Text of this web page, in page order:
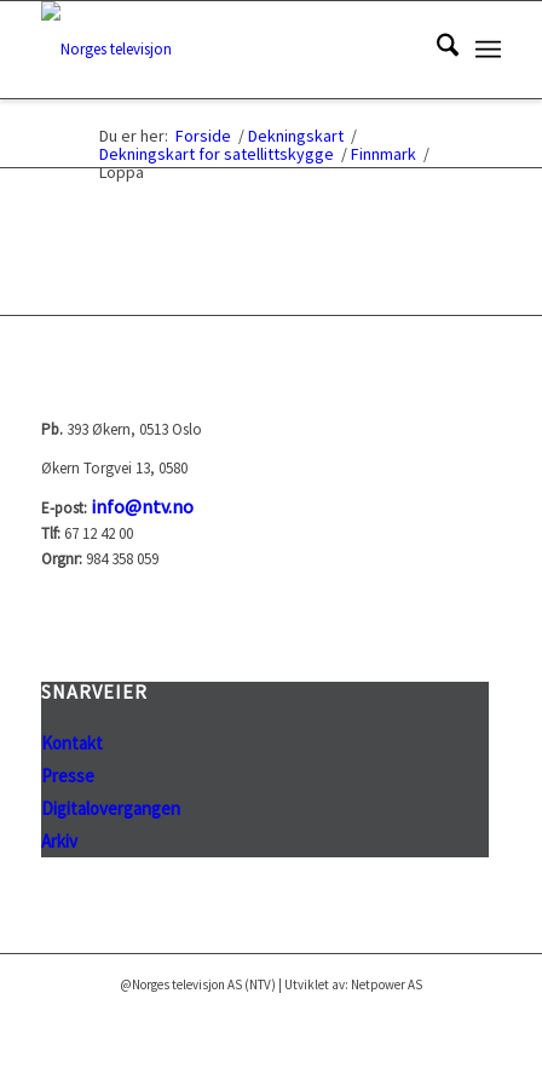
Du er her: Forside /Dekningskart /
Dekningskart for satellittskygge /Finnmark /
Loppa
Pb. 393 Økern, 0513 Oslo
Økern Torgvei 13, 0580
E-post: info@ntv.no
Tlf:67 12 42 00
Orgnr:984 358 059
SNARVEIER
Kontakt
Presse
Digitalovergangen
Arkiv
@Norges televisjon AS (NTV) | Utviklet av: Netpower AS